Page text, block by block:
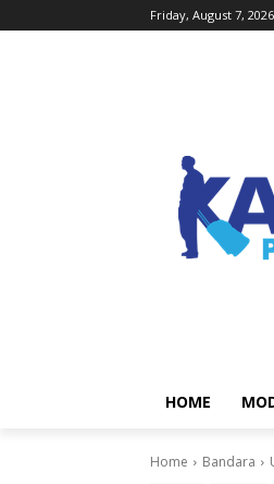
Friday, August 7, 2026
HOME
Home Bandara